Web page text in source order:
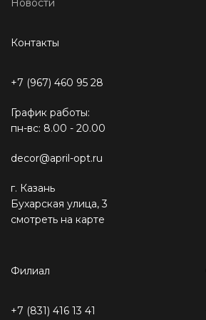
Новости
Контакты
+7 (967) 460 95 28
График работы:
пн-вс: 8.00 - 20.00
decor@april-opt.ru
г. Казань
Бухарская улица, 3
смотреть на карте
Филиал
+7 (831) 416 13 41